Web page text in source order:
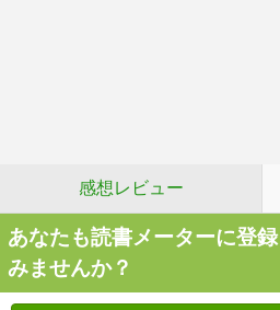
感想レビュー
あなたも読書メーターに登
みませんか？